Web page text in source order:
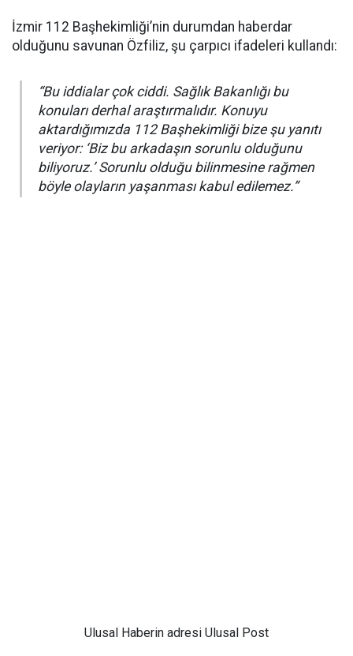
İzmir 112 Başhekimliği’nin durumdan haberdar
olduğunu savunan Özfiliz, şu çarpıcı ifadeleri kullandı:
“Bu iddialar çok ciddi. Sağlık Bakanlığı bu
konuları derhal araştırmalıdır. Konuyu
aktardığımızda 112 Başhekimliği bize şu yanıtı
veriyor: ‘Biz bu arkadaşın sorunlu olduğunu
biliyoruz.’ Sorunlu olduğu bilinmesine rağmen
böyle olayların yaşanması kabul edilemez.”
Ulusal Haberin adresi Ulusal Post